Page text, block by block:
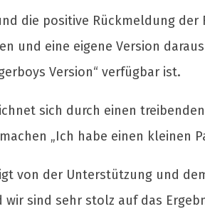
die positive Rückmeldung der
und eine eigene Version
Version“ verfügbar ist.
sich durch einen
„Ich habe einen kleinen
von der Unterstützung und
sind sehr stolz auf das